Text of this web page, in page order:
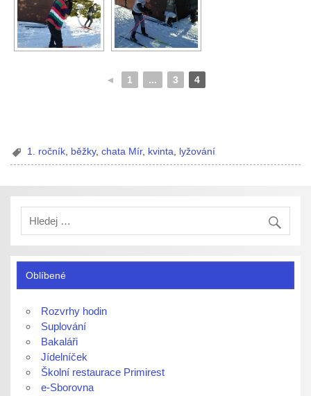
◄ 1 ... 3 4
1. ročník běžky,chata Mír, kvinta lyžování
Oblíbené
Rozvrhy hodin
Suplování
Bakaláři
Jídelníček
Školní restaurace Primirest
e-Sborovna